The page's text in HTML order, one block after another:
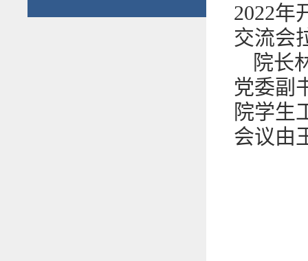
2022年
交流会
院长
党委副
院学生
会议由